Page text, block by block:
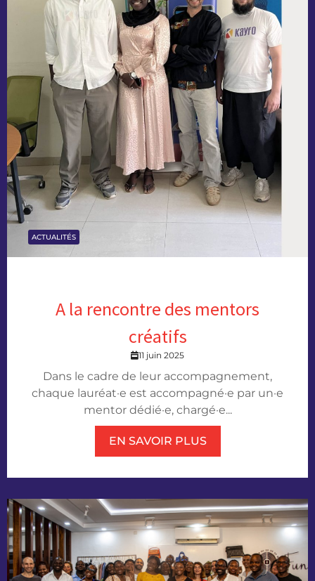
ACTUALITÉS
A la rencontre des mentors
créatifs
11 juin 2025
Dans le cadre de leur accompagnement,
chaque lauréat·e est accompagné·e par un·e
mentor dédié·e, chargé·e...
EN SAVOIR PLUS